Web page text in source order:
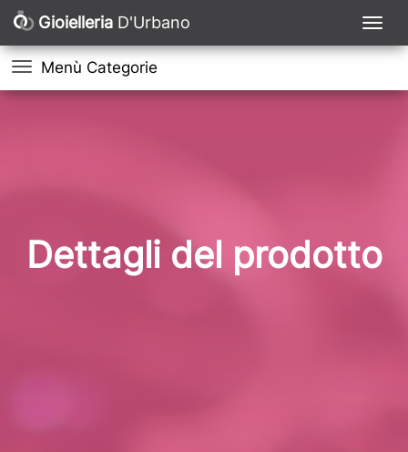
Gioielleria D'Urbano
Menù Categorie
Dettagli del prodotto